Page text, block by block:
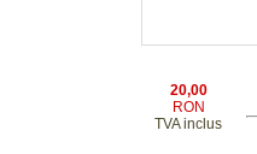
20,00
RON
TVA inclus